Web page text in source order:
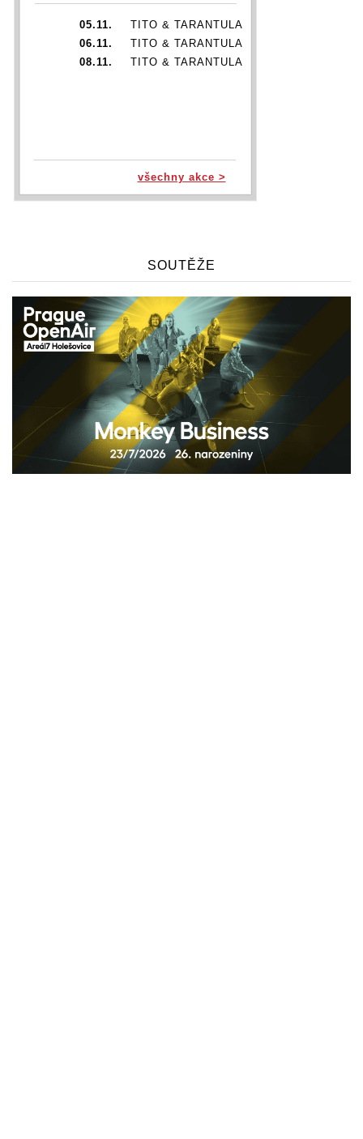
05.11.
TITO & TARANTULA
06.11.
TITO & TARANTULA
08.11.
TITO & TARANTULA
všechny akce >
SOUTĚŽE